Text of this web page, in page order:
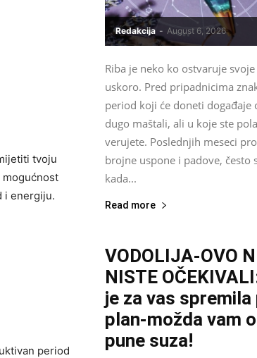
tvoju
mogućnost
i energiju.
period
Redakcija - August 6, 2026
Riba je neko ko ostvaruje
uskoro. Pred pripadnicima
period koji će doneti događaje
dugo maštali, ali u koje ste
verujete. Poslednjih meseci
brojne uspone i padove, često
kada...
Read more
VODOLIJA-OVO
NISTE
je za vas spremila
plan-možda vam
pune suza!